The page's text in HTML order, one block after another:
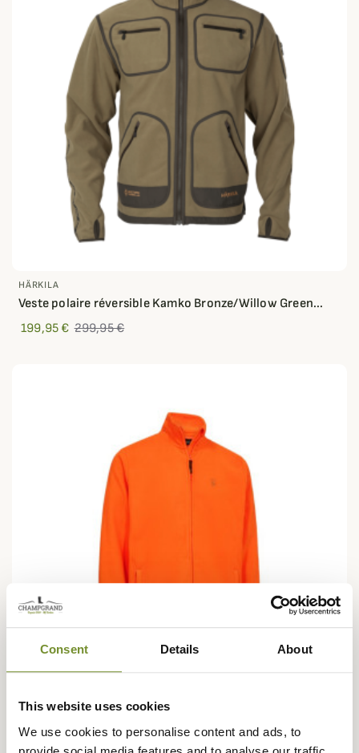
Consent Details About
This website uses cookies
We use cookies to personalise content and ads, to
HÄRKILA
Veste polaire réversible Kamko Bronze/Willow Green...
199,95 € 299,95 €
DEERHUNTER
Veste polaire légère Atlas Deerhunter